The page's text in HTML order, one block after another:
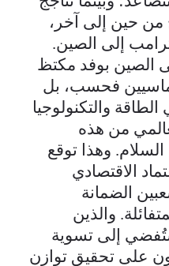
من حين إلى آخر،
إلى الصين.
الصين بوفد مكتظ
فحسب، بل
والتكنولوجيا
من هذه
السلام. وهذا توقع
الاقتصادي
الضمانة
والذين
إلى تسوية
على تحقيق توازن